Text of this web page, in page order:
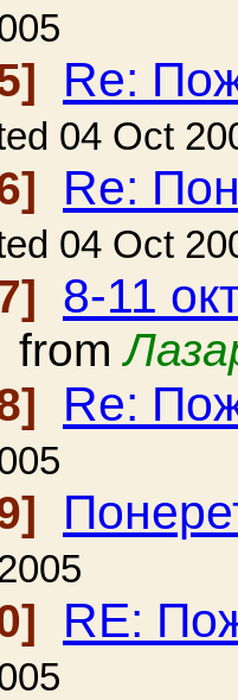
Re:
04 Oct
Re:
04 Oct
8-11
from
Re:
RE: